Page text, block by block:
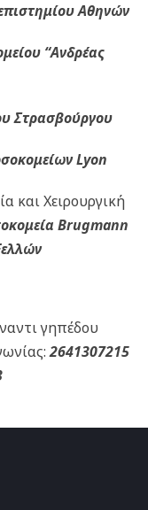
Αθηνών
“Ανδρέας
Στρασβούργου
Lyon
και Χειρουργική
Brugmann
γηπέδου
2641307215